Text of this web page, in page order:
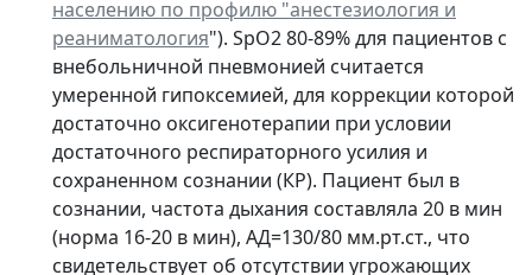
населению по профилю "анестезиология и
реаниматология"). SpО2 80-89% для пациентов с
внебольничной пневмонией считается
умеренной гипоксемией, для коррекции которой
достаточно оксигенотерапии при условии
достаточного респираторного усилия и
сохраненном сознании (КР). Пациент был в
сознании, частота дыхания составляла 20 в мин
(норма 16-20 в мин), АД=130/80 мм.рт.ст., что
свидетельствует об отсутствии угрожающих